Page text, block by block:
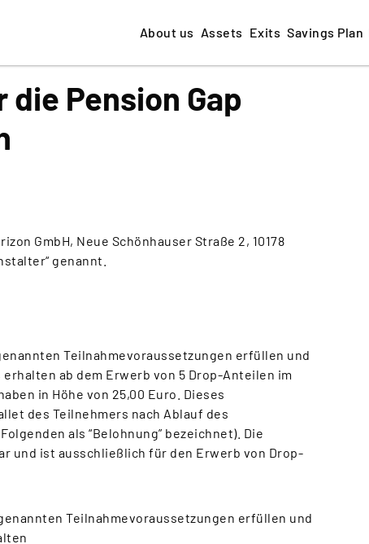
About us Assets Exits Savings Plan
Pension Gap
GmbH, Neue Schönhauser Straße 2, 10178
genannt.
Teilnahmevoraussetzungen erfüllen und
ab dem Erwerb von 5 Drop-Anteilen im
in Höhe von 25,00 Euro. Dieses
des Teilnehmers nach Ablauf des
als “Belohnung” bezeichnet). Die
und ist ausschließlich für den Erwerb von Drop-
Teilnahmevoraussetzungen erfüllen und